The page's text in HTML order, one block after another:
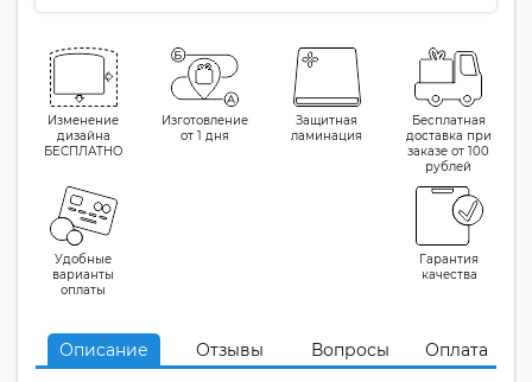
Изменение
дизайна
БЕСПЛАТНО
Изготовление
от 1 дня
Защитная
ламинация
Бесплатная
доставка при
заказе от 100
рублей
Удобные
варианты
оплаты
Гарантия
качества
Описание Отзывы Вопросы Оплата